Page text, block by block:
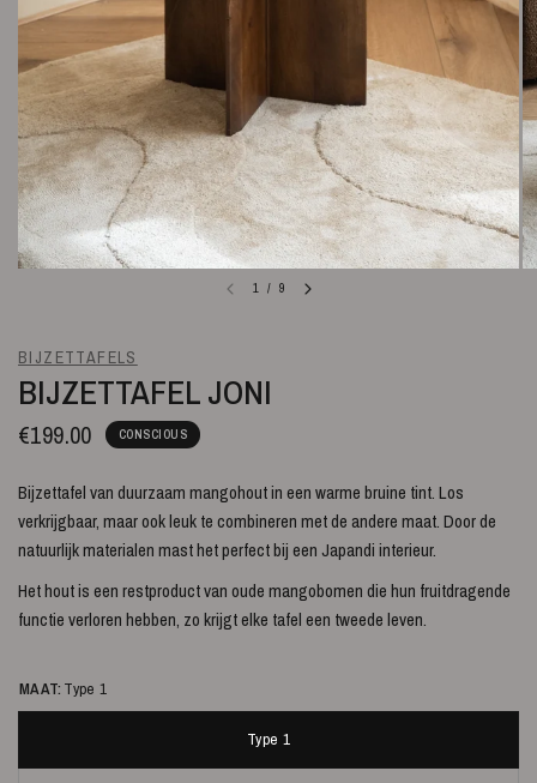
1 / 9
BIJZETTAFELS
BIJZETTAFEL JONI
€199.00 CONSCIOUS
Bijzettafel van duurzaam mangohout in een warme bruine tint. Los
verkrijgbaar, maar ook leuk te combineren met de andere maat. Door de
natuurlijk materialen mast het perfect bij een Japandi interieur.
Het hout is een restproduct van oude mangobomen die hun fruitdragende
functie verloren hebben, zo krijgt elke tafel een tweede leven.
MAAT: Type 1
Type 1